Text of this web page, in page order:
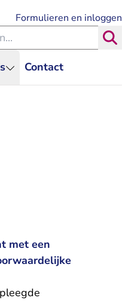
Contact
Formulieren en inloggen
de Rechtspraak
met een